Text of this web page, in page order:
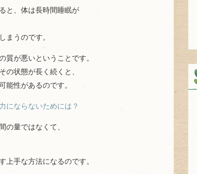
と、体は長時間睡眠が
まうのです。
質が悪いということです。
の状態が長く続くと、
能性があるのです。
にならないためには？
の量ではなくて、
上手な方法になるのです。